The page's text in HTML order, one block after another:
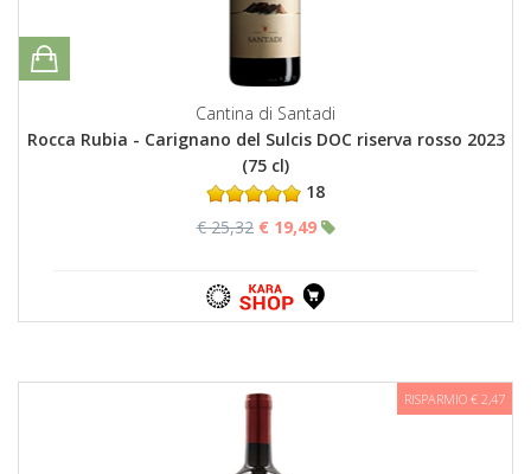
Cantina di Santadi
Rocca Rubia - Carignano del Sulcis DOC riserva rosso 2023
(75 cl)
18
€ 25,32 € 19,49
RISPARMIO € 2,47